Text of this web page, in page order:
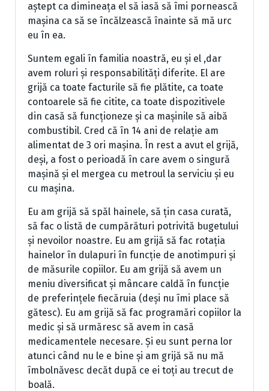
aștept ca dimineața el să iasă să îmi pornească
mașina ca să se încălzească înainte să mă urc
eu în ea.
Suntem egali în familia noastră, eu și el ,dar
avem roluri și responsabilități diferite. El are
grijă ca toate facturile să fie plătite, ca toate
contoarele să fie citite, ca toate dispozitivele
din casă să funcționeze și ca mașinile să aibă
combustibil. Cred că în 14 ani de relație am
alimentat de 3 ori mașina. În rest a avut el grijă,
deși, a fost o perioadă în care avem o singură
mașină și el mergea cu metroul la serviciu și eu
cu mașina.
Eu am grijă să spăl hainele, să țin casa curată,
să fac o listă de cumpărături potrivită bugetului
și nevoilor noastre. Eu am grijă să fac rotația
hainelor în dulapuri în funcție de anotimpuri și
de măsurile copiilor. Eu am grijă să avem un
meniu diversificat și mâncare caldă în funcție
de preferințele fiecăruia (deși nu îmi place să
gătesc). Eu am grijă să fac programări copiilor la
medic și să urmăresc să avem in casă
medicamentele necesare. Și eu sunt perna lor
atunci când nu le e bine și am grijă să nu mă
îmbolnăvesc decăt după ce ei toți au trecut de
boală.